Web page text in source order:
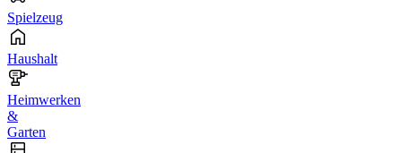
Spielzeug
Haushalt
Heimwerken
&
Garten